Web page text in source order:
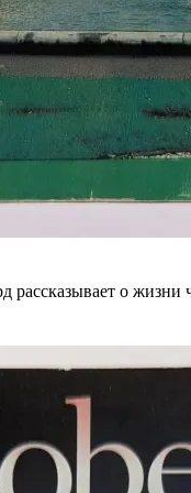
рассказывает о
всплывать,